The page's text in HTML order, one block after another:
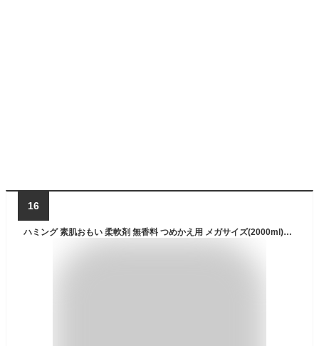
16
ハミング 素肌おもい 柔軟剤 無香料 つめかえ用 メガサイズ(2000ml)【ハミング】